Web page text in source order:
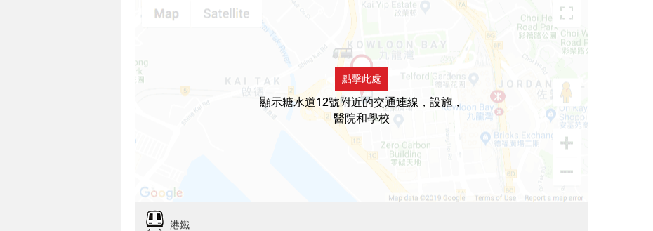
點擊此處
顯示糖水道12號附近的交通連線，設施，
醫院和學校
港鐵